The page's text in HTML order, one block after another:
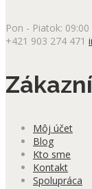
Pon - Piatok: 09:00
+421 903 274 471
Môj účet
Blog
Kto sme
Kontakt
Spolupráca